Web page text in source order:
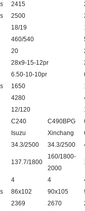
2415
2500
18/19
460/540
20
28x9-15-12pr
6.50-10-10pr
1650
4280
12/120
C240 C490BPG
Isuzu Xinchang
34.3/2500 34.3/2500
137.7/1800
160/1800-
2000
4 4
86x102 90x105
2369 2670